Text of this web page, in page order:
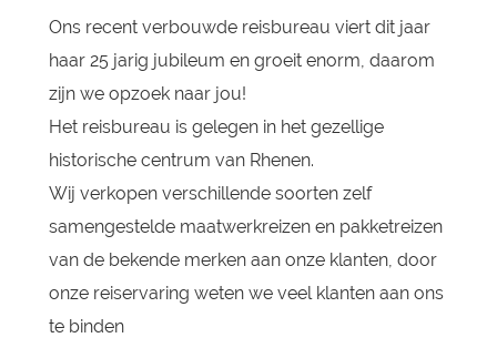
Ons recent verbouwde reisbureau viert dit jaar
haar 25 jarig jubileum en groeit enorm, daarom
zijn we opzoek naar jou!
Het reisbureau is gelegen in het gezellige
historische centrum van Rhenen.
Wij verkopen verschillende soorten zelf
samengestelde maatwerkreizen en pakketreizen
van de bekende merken aan onze klanten, door
onze reiservaring weten we veel klanten aan ons
te binden